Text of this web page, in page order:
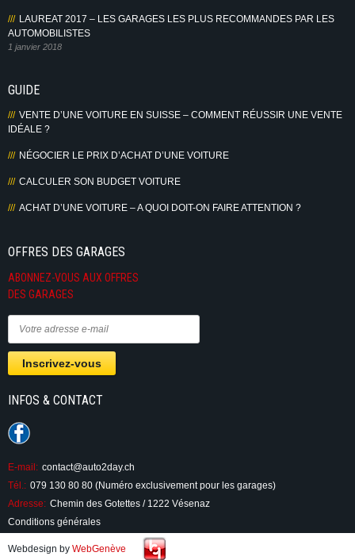
LAUREAT 2017 – LES GARAGES LES PLUS RECOMMANDES PAR LES
AUTOMOBILISTES
1 janvier 2018
GUIDE
VENTE D’UNE VOITURE EN SUISSE – COMMENT RÉUSSIR UNE VENTE
IDÉALE ?
NÉGOCIER LE PRIX D’ACHAT D’UNE VOITURE
CALCULER SON BUDGET VOITURE
ACHAT D’UNE VOITURE – A QUOI DOIT-ON FAIRE ATTENTION ?
OFFRES DES GARAGES
ABONNEZ-VOUS AUX OFFRES
DES GARAGES
INFOS & CONTACT
E-mail: contact@auto2day.ch
Tél.: 079 130 80 80 (Numéro exclusivement pour les garages)
Adresse: Chemin des Gotettes / 1222 Vésenaz
Conditions générales
Webdesign by WebGenève